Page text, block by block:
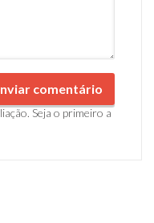
comentário
Seja o primeiro a